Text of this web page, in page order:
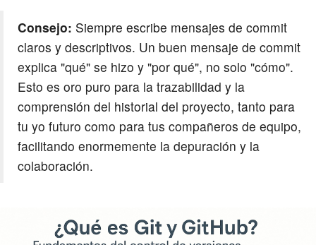
Consejo: Siempre escribe mensajes de commit
claros y descriptivos. Un buen mensaje de commit
explica "qué" se hizo y "por qué", no solo "cómo".
Esto es oro puro para la trazabilidad y la
comprensión del historial del proyecto, tanto para
tu yo futuro como para tus compañeros de equipo,
facilitando enormemente la depuración y la
colaboración.